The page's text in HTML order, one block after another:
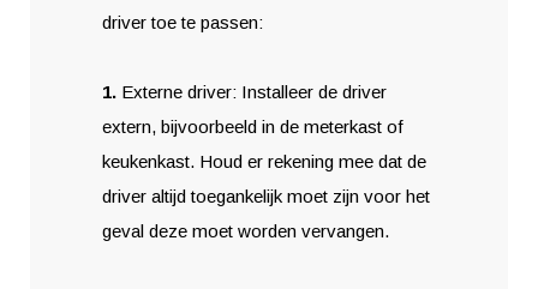
driver toe te passen:
1.Externe driver: Installeer de driver
extern, bijvoorbeeld in de meterkast of
keukenkast. Houd er rekening mee dat de
driver altijd toegankelijk moet zijn voor het
geval deze moet worden vervangen.